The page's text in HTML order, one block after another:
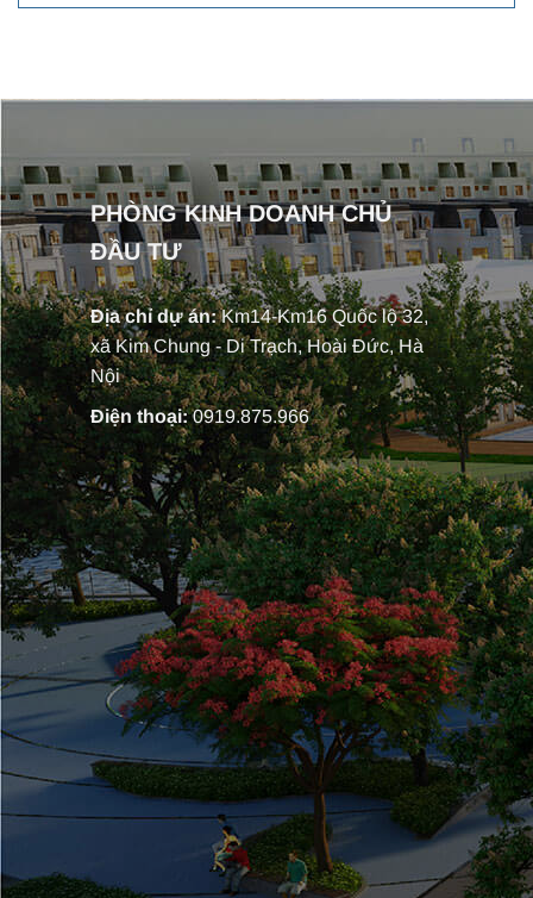
PHÒNG KINH DOANH CHỦ
ĐẦU TƯ
Địa chỉ dự án:Km14-Km16 Quốc lộ 32,
xã Kim Chung - Di Trạch, Hoài Đức, Hà
Nội
Điện thoại:0919.875.966